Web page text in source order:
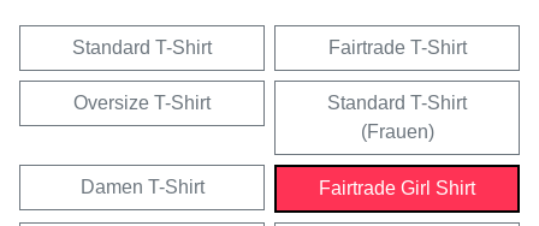
Standard T-Shirt Fairtrade T-Shirt
Oversize T-Shirt
Standard T-Shirt
(Frauen)
Damen T-Shirt Fairtrade Girl Shirt